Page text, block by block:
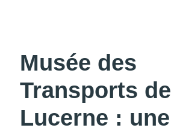
Musée des
Transports de
Lucerne : une